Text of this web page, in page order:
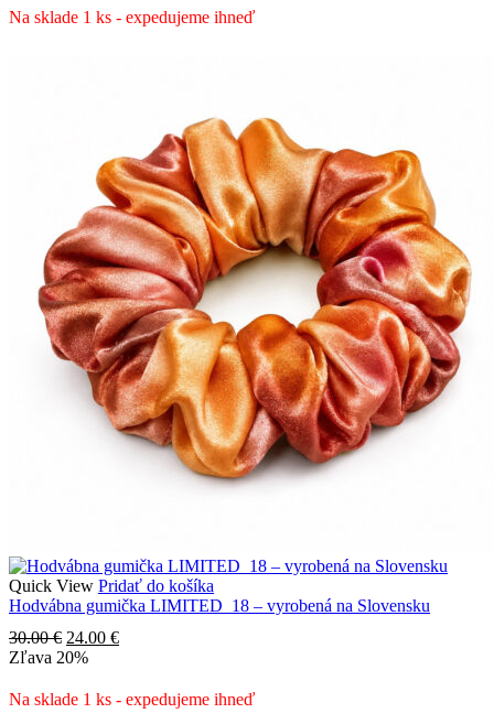
30.00 €.
24.00 €.
Na sklade 1 ks - expedujeme ihneď
Quick View Pridať do košíka
Hodvábna gumička LIMITED_18 – vyrobená na Slovensku
30.00€ Pôvodná
cena
30.00 €.
24.00 €Aktuálna
24.00 €.
Zľava 20%
Na sklade 1 ks - expedujeme ihneď